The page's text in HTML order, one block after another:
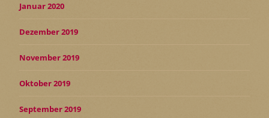
Januar 2020
Dezember 2019
November 2019
Oktober 2019
September 2019